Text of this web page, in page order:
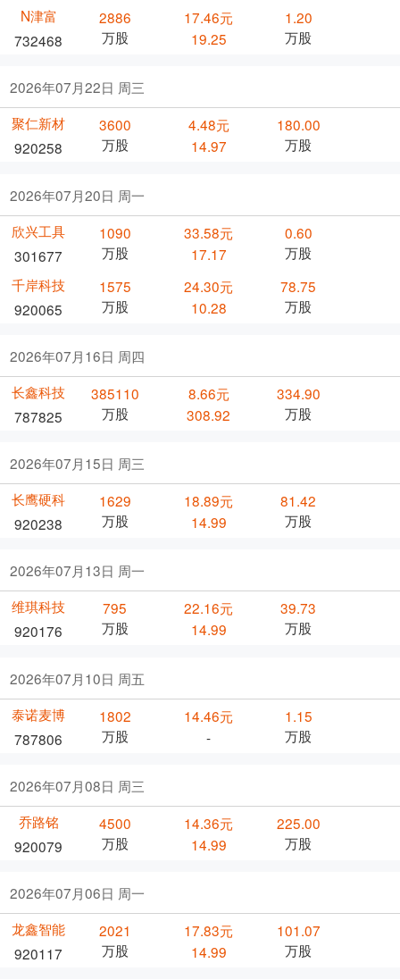
N津富
732468
2886
万股
17.46元
19.25
1.20
万股
2026年07月22日 周三
聚仁新材
920258
3600
万股
4.48元
14.97
180.00
万股
2026年07月20日 周一
欣兴工具
301677
1090
万股
33.58元
17.17
0.60
万股
千岸科技
920065
1575
万股
24.30元
10.28
78.75
万股
2026年07月16日 周四
长鑫科技
787825
385110
万股
8.66元
308.92
334.90
万股
2026年07月15日 周三
长鹰硬科
920238
1629
万股
18.89元
14.99
81.42
万股
2026年07月13日 周一
维琪科技
920176
795
万股
22.16元
14.99
39.73
万股
2026年07月10日 周五
泰诺麦博
787806
1802
万股
14.46元
-
1.15
万股
2026年07月08日 周三
乔路铭
920079
4500
万股
14.36元
14.99
225.00
万股
2026年07月06日 周一
龙鑫智能
920117
2021
万股
17.83元
14.99
101.07
万股